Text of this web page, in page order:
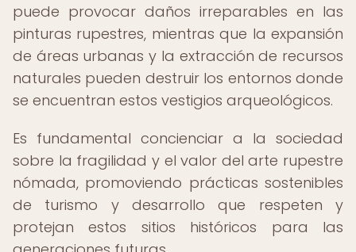
puede provocar daños irreparables en las
pinturas rupestres, mientras que la expansión
de áreas urbanas y la extracción de recursos
naturales pueden destruir los entornos donde
se encuentran estos vestigios arqueológicos.
Es fundamental concienciar a la sociedad
sobre la fragilidad y el valor del arte rupestre
nómada, promoviendo prácticas sostenibles
de turismo y desarrollo que respeten y
protejan estos sitios históricos para las